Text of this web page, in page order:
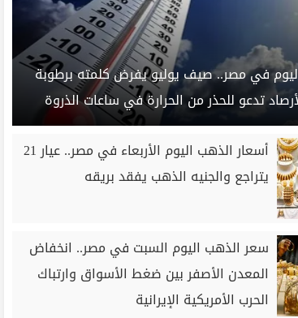
في مصر.. صيف يوليو يفرض كلمته برطوبة
تدعو للحذر من الحرارة في ساعات الذروة
أسعار الذهب اليوم الأربعاء في مصر.. عيار 21
يتراجع والجنيه الذهب يفقد بريقه
سعر الذهب اليوم السبت في مصر.. انخفاض
المعدن الأصفر بين ضغط الأسواق وارتباك
الحرب الأمريكية الإيرانية